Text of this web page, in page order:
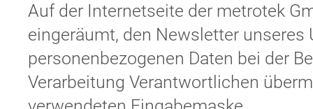
Auf der Internetseite der metrotek
eingeräumt, den Newsletter
personenbezogenen Daten bei der
Verarbeitung Verantwortlichen